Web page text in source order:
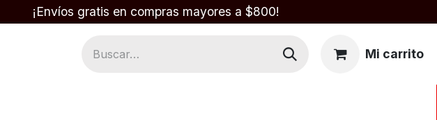
¡Envíos gratis en compras mayores a $800!
Mi carrito